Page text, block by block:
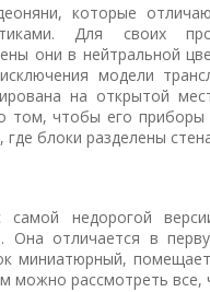
которые
Для своих
они в нейтральной
модели
на открытой
том, чтобы его приборы
блоки разделены
самой недорогой
Она отличается в
миниатюрный,
можно рассмотреть все,